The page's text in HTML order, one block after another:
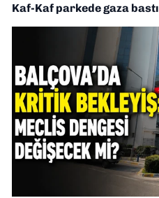
Kaf-Kaf parkede gaza bastı